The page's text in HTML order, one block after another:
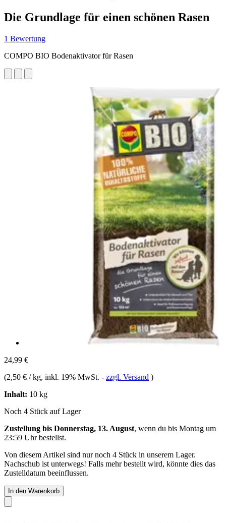
Die Grundlage für einen schönen Rasen
1 Bewertung
COMPO BIO Bodenaktivator für Rasen
24,99 €
(2,50 € / kg, inkl. 19% MwSt. - zzgl. Versand )
Inhalt: 10 kg
Noch 4 Stück auf Lager
Zustellung bis Donnerstag, 13. August, wenn du bis Montag um
23:59 Uhrbestellst.
Von diesem Artikel sind nur noch 4 Stück in unserem Lager.
Nachschub ist unterwegs! Falls mehr bestellt wird, könnte dies das
Zustelldatum beeinflussen.
In den Warenkorb